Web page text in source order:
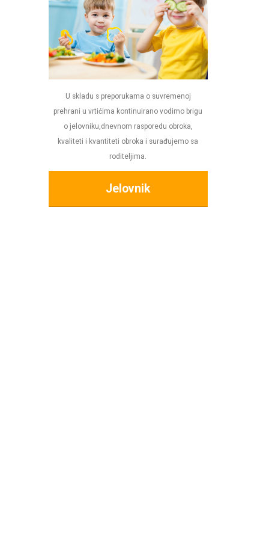
U skladu s preporukama o suvremenoj
prehrani u vrtićima kontinuirano vodimo brigu
o jelovniku,dnevnom rasporedu obroka,
kvaliteti i kvantiteti obroka i surađujemo sa
roditeljima.
Jelovnik